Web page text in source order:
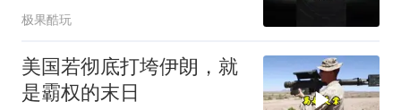
极果酷玩
美国若彻底打垮伊朗，就
是霸权的末日